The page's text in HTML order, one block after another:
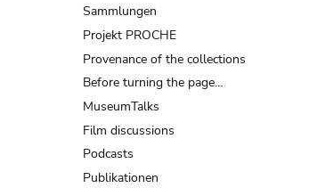
Sammlungen
Projekt PROCHE
Provenance of the collections
Before turning the page…
MuseumTalks
Film discussions
Podcasts
Publikationen